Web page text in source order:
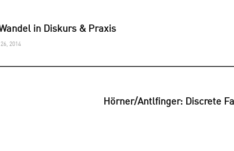
in Diskurs & Praxis
2014
Hörner/Antlfinger: Discrete